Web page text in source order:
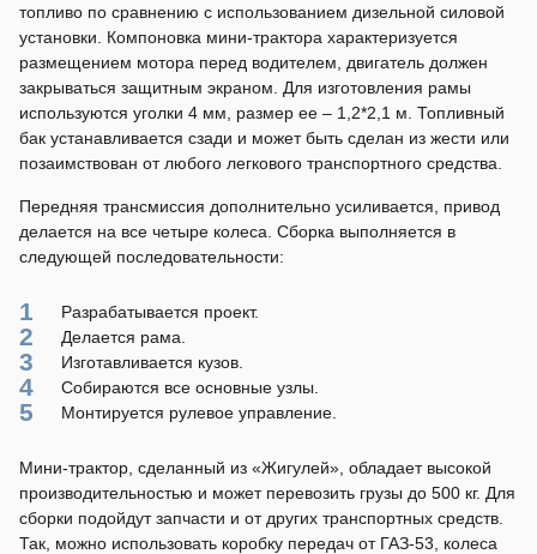
топливо по сравнению с использованием дизельной силовой
установки. Компоновка мини-трактора характеризуется
размещением мотора перед водителем, двигатель должен
закрываться защитным экраном. Для изготовления рамы
используются уголки 4 мм, размер ее – 1,2*2,1 м. Топливный
бак устанавливается сзади и может быть сделан из жести или
позаимствован от любого легкового транспортного средства.
Передняя трансмиссия дополнительно усиливается, привод
делается на все четыре колеса. Сборка выполняется в
следующей последовательности:
Разрабатывается проект.
Делается рама.
Изготавливается кузов.
Собираются все основные узлы.
Монтируется рулевое управление.
Мини-трактор, сделанный из «Жигулей», обладает высокой
производительностью и может перевозить грузы до 500 кг. Для
сборки подойдут запчасти и от других транспортных средств.
Так, можно использовать коробку передач от ГАЗ-53, колеса